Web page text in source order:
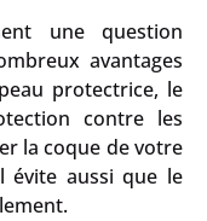
une question
avantages
protectrice, le
contre les
la coque de votre
évite aussi que le